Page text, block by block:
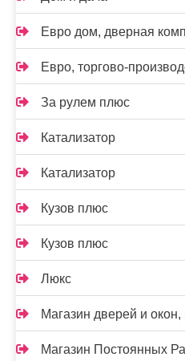
Евро дом, дверная
Евро, торгово-
За рулем плюс
Катализатор
Катализатор
Кузов плюс
Кузов плюс
Люкс
Магазин дверей и
Магазин Постоянных